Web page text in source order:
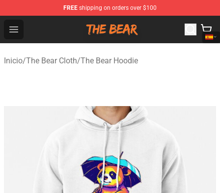
FREE shipping on orders over $100
Open menu
The Bear Shop - Official The Bear Merchandise Store
Inicio/The Bear Cloth/The Bear Hoodie